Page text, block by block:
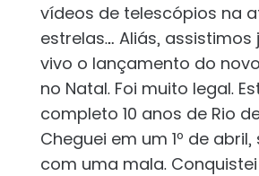
vídeos de telescópios na
estrelas… Aliás, assistimos
vivo o lançamento do
no Natal. Foi muito legal.
completo 10 anos de Rio
Cheguei em um 1º de abril,
com uma mala.